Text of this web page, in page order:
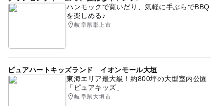
ハンモックで寛いだり、気軽に手ぶらでBBQ
を楽しめる♪
岐阜県郡上市
ピュアハートキッズランド イオンモール大垣
東海エリア最大級！約800坪の大型室内公園
「ピュアキッズ」
岐阜県大垣市